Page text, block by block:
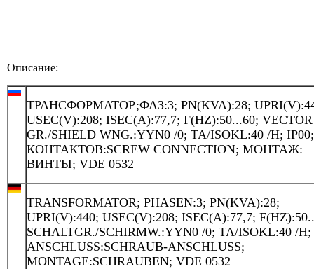
Описание:
ТРАНСФОРМАТОР;ФАЗ:3; PN(KVA):28;
USEC(V):208; ISEC(A):77,7; F(HZ):50...60; VECTOR
GR./SHIELD WNG.:YYN0 /0; TA/ISOKL:40 /H;
КОНТАКТОВ:SCREW CONNECTION; МОНТАЖ:
ВИНТЫ; VDE 0532
TRANSFORMATOR; PHASEN:3; PN(KVA):28;
UPRI(V):440; USEC(V):208; ISEC(A):77,7;
SCHALTGR./SCHIRMW.:YYN0 /0; TA/ISOKL:40 /H;
ANSCHLUSS:SCHRAUB-ANSCHLUSS;
MONTAGE:SCHRAUBEN; VDE 0532